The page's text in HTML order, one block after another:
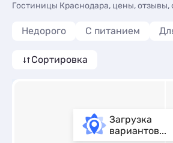
Гостиницы Краснодара, цены, отзывы,
Недорого С питанием
Сортировка
Загрузка
вариантов...